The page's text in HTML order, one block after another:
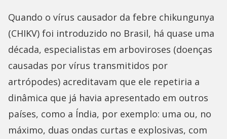
Quando o vírus causador da febre chikungunya
(CHIKV) foi introduzido no Brasil, há quase uma
década, especialistas em arboviroses (doenças
causadas por vírus transmitidos por
artrópodes) acreditavam que ele repetiria a
dinâmica que já havia apresentado em outros
países, como a Índia, por exemplo: uma ou, no
máximo, duas ondas curtas e explosivas, com